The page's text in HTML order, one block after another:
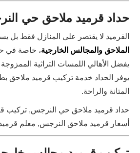
حداد قرميد ملاحق حي
القرميد لا يقتصر على المنازل فقط بل
الملاحق والمجالس الخارجية، خاصة في
يفضل الأهالي اللمسات التراثية الممزوجة
يوفر الحداد خدمة تركيب قرميد ملاحق
المتانة والراحة.
حداد قرميد ملاحق حي النرجس, تركيب
أسعار قرميد ملاحق النرجس, معلم